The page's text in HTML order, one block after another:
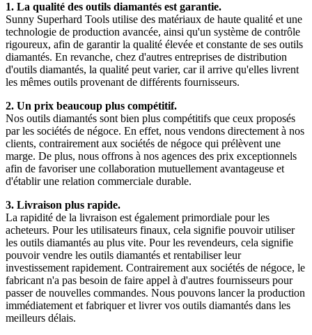
1. La qualité des outils diamantés est garantie.
Sunny Superhard Tools utilise des matériaux de haute qualité et une
technologie de production avancée, ainsi qu'un système de contrôle
rigoureux, afin de garantir la qualité élevée et constante de ses outils
diamantés. En revanche, chez d'autres entreprises de distribution
d'outils diamantés, la qualité peut varier, car il arrive qu'elles livrent
les mêmes outils provenant de différents fournisseurs.
2. Un prix beaucoup plus compétitif.
Nos outils diamantés sont bien plus compétitifs que ceux proposés
par les sociétés de négoce. En effet, nous vendons directement à nos
clients, contrairement aux sociétés de négoce qui prélèvent une
marge. De plus, nous offrons à nos agences des prix exceptionnels
afin de favoriser une collaboration mutuellement avantageuse et
d'établir une relation commerciale durable.
3. Livraison plus rapide.
La rapidité de la livraison est également primordiale pour les
acheteurs. Pour les utilisateurs finaux, cela signifie pouvoir utiliser
les outils diamantés au plus vite. Pour les revendeurs, cela signifie
pouvoir vendre les outils diamantés et rentabiliser leur
investissement rapidement. Contrairement aux sociétés de négoce, le
fabricant n'a pas besoin de faire appel à d'autres fournisseurs pour
passer de nouvelles commandes. Nous pouvons lancer la production
immédiatement et fabriquer et livrer vos outils diamantés dans les
meilleurs délais.